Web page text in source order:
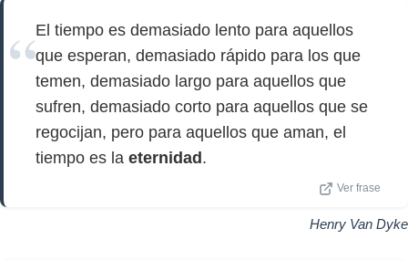
El tiempo es demasiado lento para aquellos
que esperan, demasiado rápido para los que
temen, demasiado largo para aquellos que
sufren, demasiado corto para aquellos que se
regocijan, pero para aquellos que aman, el
tiempo es la eternidad .
Ver frase
Henry Van Dyke